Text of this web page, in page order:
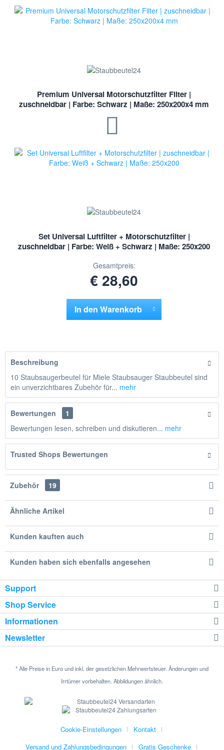
Premium Universal Motorschutzfilter Filter |
zuschneidbar | Farbe: Schwarz | Maße: 250x200x4 mm
Set Universal Luftfilter + Motorschutzfilter |
zuschneidbar | Farbe: Weiß + Schwarz | Maße: 250x200
Gesamtpreis:
€ 28,60
In den Warenkorb
Beschreibung
10 Staubsaugerbeutel für Miele Staubsauger Staubbeutel sind
ein unverzichtbares Zubehör für... mehr
Bewertungen
1
Bewertungen lesen, schreiben und diskutieren... mehr
Trusted Shops Bewertungen
Zubehör 19
Ähnliche Artikel
Kunden kauften auch
Kunden haben sich ebenfalls angesehen
Support
Shop Service
Informationen
Newsletter
* Alle Preise in Euro und inkl. der gesetzlichen Mehrwertsteuer. Änderungen und
Irrtümer vorbehalten. Abbildungen ähnlich.
Cookie-Einstellungen
Kontakt
Versand und Zahlungsbedingungen
Gratis Geschenke